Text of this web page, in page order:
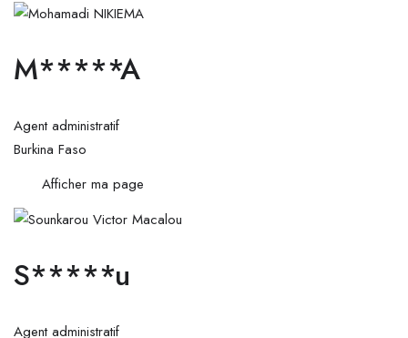
M*****A
Agent administratif
Burkina Faso
Afficher ma page
S*****u
Agent administratif